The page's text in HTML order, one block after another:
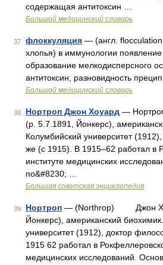
содержащая антитоксин …
Большой медицинский словарь
37 флоккуляция — (англ. flocculation,
хлопья) в иммунологии
образование мелкодисперсного
антитоксин; разновидность
Большой медицинский словарь
38 Нортроп Джон Хоуард —
(р. 5.7.1891, Йонкерс),
Колумбийский университет
же (с 1915). В 1915‒62 работал в
институте медицинских
по&#8230; …
Большая советская энциклопедия
39 Нортроп — (Northrop) Джон
Йонкерс), американский
университет (1912), доктор
1915 62 работал в
медицинских исследований.